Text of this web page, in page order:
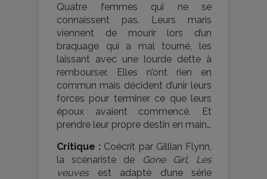
Quatre femmes qui ne se
connaissent pas. Leurs maris
viennent de mourir lors d’un
braquage qui a mal tourné, les
laissant avec une lourde dette à
rembourser. Elles n’ont rien en
commun mais décident d’unir leurs
forces pour terminer ce que leurs
époux avaient commencé. Et
prendre leur propre destin en main…
Critique : Coécrit par Gillian Flynn,
la scénariste de
Gone Girl,
Les
veuvesest adapté d’une série